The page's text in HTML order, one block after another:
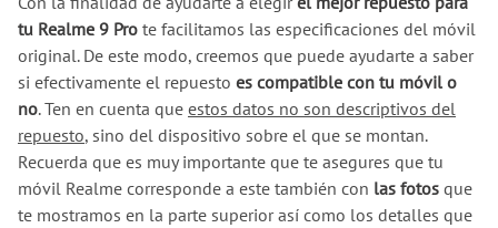
tu Realme 9 Pro te facilitamos las especificaciones del móvil
original. De este modo, creemos que puede ayudarte a saber
si efectivamente el repuesto es compatible con tu móvil o
no. Ten en cuenta que estos datos no son descriptivos del
repuesto, sino del dispositivo sobre el que se montan.
Recuerda que es muy importante que te asegures que tu
móvil Realme corresponde a este también con las fotos que
te mostramos en la parte superior así como los detalles que